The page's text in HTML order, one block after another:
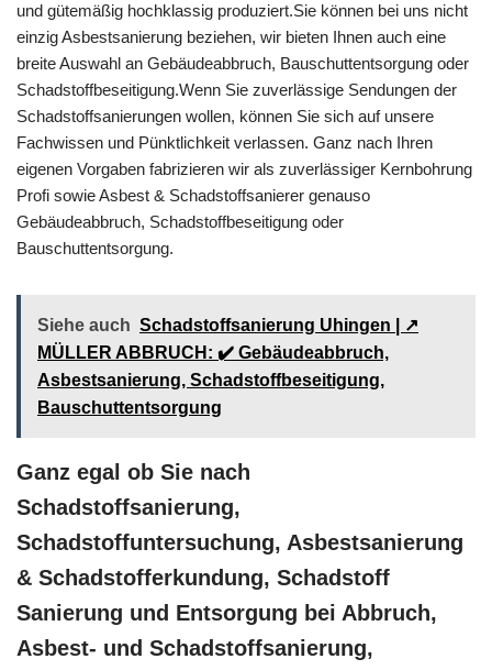
und gütemäßig hochklassig produziert.Sie können bei uns nicht
einzig Asbestsanierung beziehen, wir bieten Ihnen auch eine
breite Auswahl an Gebäudeabbruch, Bauschuttentsorgung oder
Schadstoffbeseitigung.Wenn Sie zuverlässige Sendungen der
Schadstoffsanierungen wollen, können Sie sich auf unsere
Fachwissen und Pünktlichkeit verlassen. Ganz nach Ihren
eigenen Vorgaben fabrizieren wir als zuverlässiger Kernbohrung
Profi sowie Asbest & Schadstoffsanierer genauso
Gebäudeabbruch, Schadstoffbeseitigung oder
Bauschuttentsorgung.
Siehe auch Schadstoffsanierung Uhingen | ↗️
MÜLLER ABBRUCH: ✔️ Gebäudeabbruch,
Asbestsanierung, Schadstoffbeseitigung,
Bauschuttentsorgung
Ganz egal ob Sie nach
Schadstoffsanierung,
Schadstoffuntersuchung, Asbestsanierung
& Schadstofferkundung, Schadstoff
Sanierung und Entsorgung bei Abbruch,
Asbest- und Schadstoffsanierung,